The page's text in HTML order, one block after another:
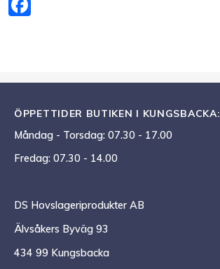
ÖPPETTIDER BUTIKEN I KUNGSBACKA:
Måndag - Torsdag: 07.30 - 17.00
Fredag: 07.30 - 14.00
DS Hovslageriprodukter AB
Älvsåkers Byväg 93
434 99 Kungsbacka